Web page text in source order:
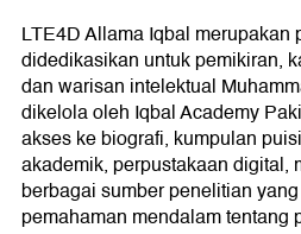
LTE4D Allama Iqbal merupakan
didedikasikan untuk pemikiran,
dan warisan intelektual
dikelola oleh Iqbal Academy
akses ke biografi, kumpulan
akademik, perpustakaan digital,
berbagai sumber penelitian
pemahaman mendalam tentang